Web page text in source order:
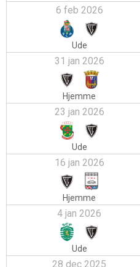
6 feb 2026
Ude
31 jan 2026
Hjemme
23 jan 2026
Ude
16 jan 2026
Hjemme
4 jan 2026
Ude
28 dec 2025